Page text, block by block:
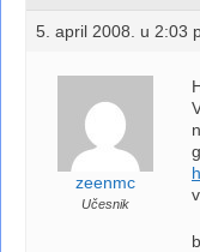
5. april 2008. u 2:03
zeenmc
Učesnik